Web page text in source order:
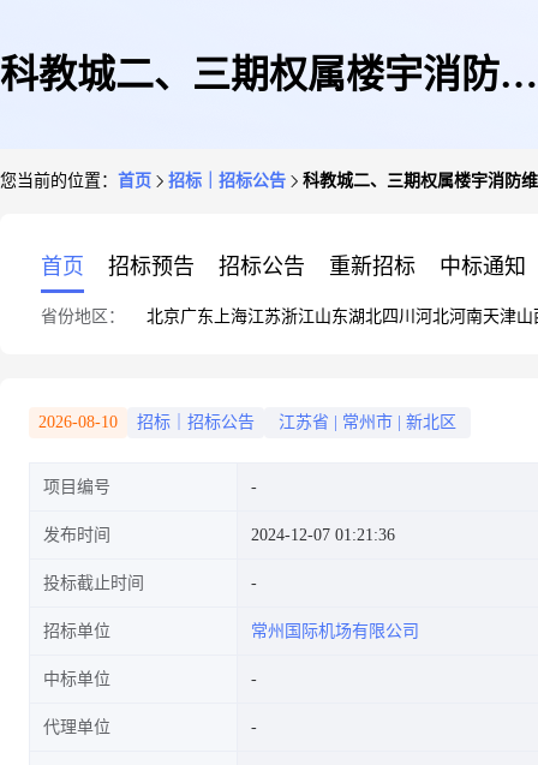
科教城二、三期权属楼宇消防维
您当前的位置： 首页 招标｜招标公告 科教城二、三期权属楼宇消防
首页 招标预告 招标公告 重新招标 中标通知
省份地区： 北京广东 上海江苏浙江山东湖北四川 河北河南天津山
2026-08-10 招标｜招标公告 江苏省 常州市 新北区
项目编号
发布时间 2024-12-07 01:21:36
投标截止时间
招标单位 常州国际机场有限公司
中标单位
代理单位